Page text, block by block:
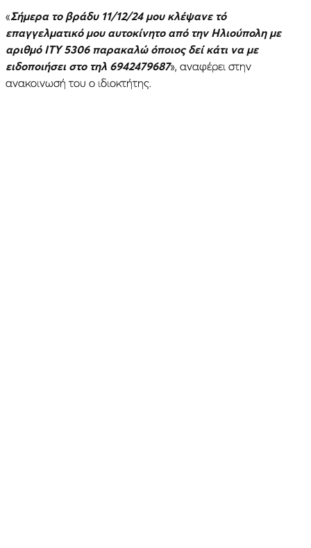
«Σήμερα το βράδυ 11/12/24 μου κλέψανε τό
επαγγελματικό μου αυτοκίνητο από την Ηλιούπολη με
αριθμό ΙΤΥ 5306 παρακαλώ όποιος δεί κάτι να με
ειδοποιήσει στο τηλ 6942479687», αναφέρει στην
ανακοινωσή του ο ιδιοκτήτης.